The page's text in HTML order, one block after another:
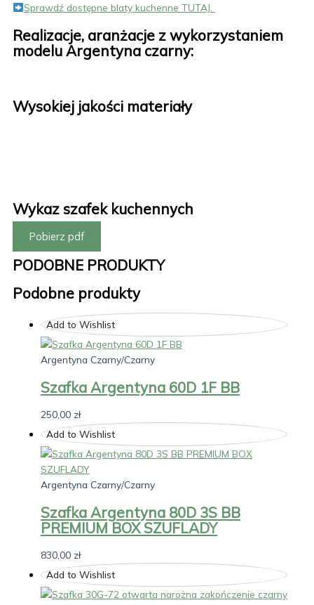
Sprawdź dostępne blaty kuchenne TUTAJ.
Realizacje, aranżacje z wykorzystaniem
modelu Argentyna czarny:
Wysokiej jakości materiały
Wykaz szafek kuchennych
Pobierz pdf
PODOBNE PRODUKTY
Podobne produkty
Add to Wishlist
Argentyna Czarny/Czarny
Szafka Argentyna 60D 1F BB
250,00 zł
Add to Wishlist
Argentyna Czarny/Czarny
Szafka Argentyna 80D 3S BB
PREMIUM BOX SZUFLADY
830,00 zł
Add to Wishlist